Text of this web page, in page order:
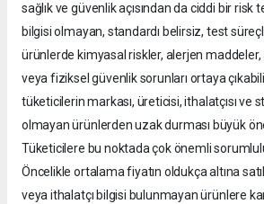
sağlık ve güvenlik açısından da ciddi bir risk
bilgisi olmayan, standardı belirsiz, test
ürünlerde kimyasal riskler, alerjen maddeler,
veya fiziksel güvenlik sorunları ortaya
tüketicilerin markası, üreticisi, ithalatçısı ve
olmayan ürünlerden uzak durması büyük
Tüketicilere bu noktada çok önemli
Öncelikle ortalama fiyatın oldukça altına
veya ithalatçı bilgisi bulunmayan ürünlere